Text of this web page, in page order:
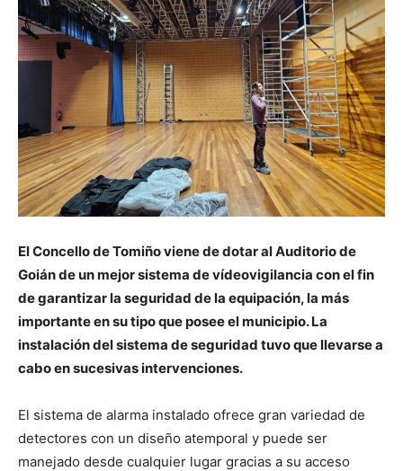
El Concello de Tomiño viene de dotar al Auditorio de
Goián de un mejor sistema de vídeovigilancia con el fin
de garantizar la seguridad de la equipación, la más
importante en su tipo que posee el municipio. La
instalación del sistema de seguridad tuvo que llevarse a
cabo en sucesivas intervenciones.
El sistema de alarma instalado ofrece gran variedad de
detectores con un diseño atemporal y puede ser
manejado desde cualquier lugar gracias a su acceso